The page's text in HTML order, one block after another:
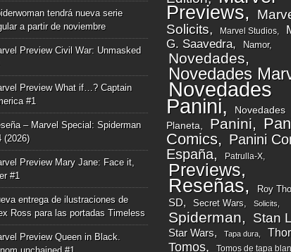
tendrá nueva serie
a partir de noviembre
Preview Civil War: Unmasked
Preview What if…? Captain
#1
– Marvel Special: Spiderman
(2026)
Preview Mary Jane: Face it,
#1
entrega de ilustraciones de
Ross para las portadas Timeless
Preview Queen in Black.
Previews
Solicits
Marvel Studios
G. Saavedra
Namor
Novedades
Novedades
Novedades
Panini
Novedades
Planeta
Panini
Comics
Panini
España
Patrulla-X
Previews
Reseñas Roy
SD Secret Wars Solicits
Spiderman Stan
Star Wars Tapa dura Thor
Tomos
Tomos de tapa